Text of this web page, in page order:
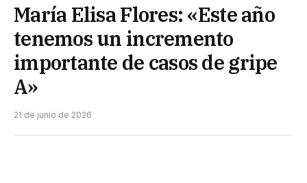
María Elisa Flores: «Este año
tenemos un incremento
importante de casos de gripe
A»
21 de junio de 2026